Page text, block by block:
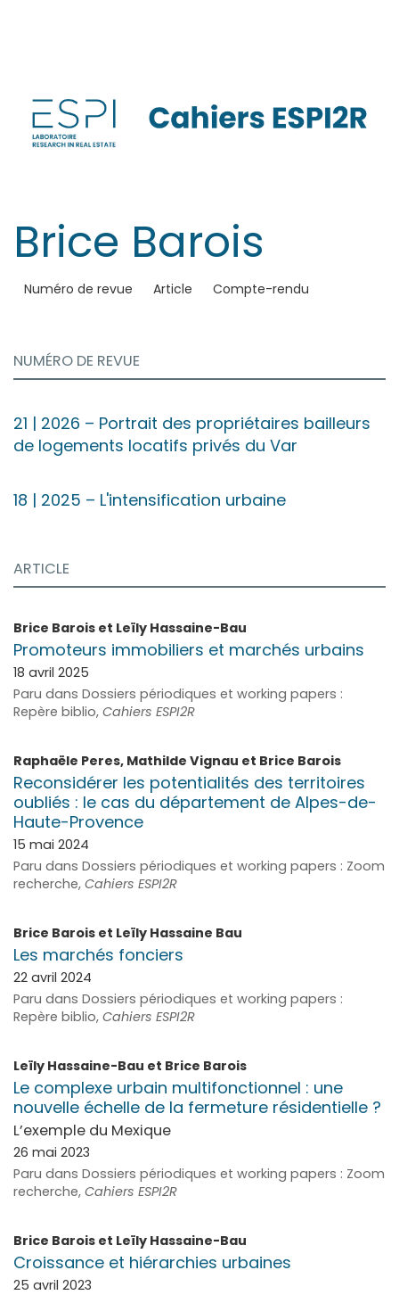
contenu
Brice Barois
Numéro de revue Article Compte-rendu
NUMÉRO DE REVUE
21 | 2026 – Portrait des propriétaires bailleurs
de logements locatifs privés du Var
18 | 2025 – L'intensification urbaine
ARTICLE
Brice Barois et Leïly Hassaine-Bau
Promoteurs immobiliers et marchés urbains
18 avril 2025
Paru dans Dossiers périodiques et working papers :
Repère biblio, Cahiers ESPI2R
Raphaële Peres, Mathilde Vignau et Brice Barois
Reconsidérer les potentialités des territoires
oubliés : le cas du département de Alpes-de-
Haute-Provence
15 mai 2024
Paru dans Dossiers périodiques et working papers : Zoom
recherche, Cahiers ESPI2R
Brice Barois et Leïly Hassaine Bau
Les marchés fonciers
22 avril 2024
Paru dans Dossiers périodiques et working papers :
Repère biblio, Cahiers ESPI2R
Leïly Hassaine-Bau et Brice Barois
Le complexe urbain multifonctionnel : une
nouvelle échelle de la fermeture résidentielle ?
L’exemple du Mexique
26 mai 2023
Paru dans Dossiers périodiques et working papers : Zoom
recherche, Cahiers ESPI2R
Brice Barois et Leïly Hassaine-Bau
Croissance et hiérarchies urbaines
25 avril 2023